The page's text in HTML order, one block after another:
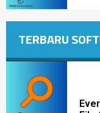
TERBARU